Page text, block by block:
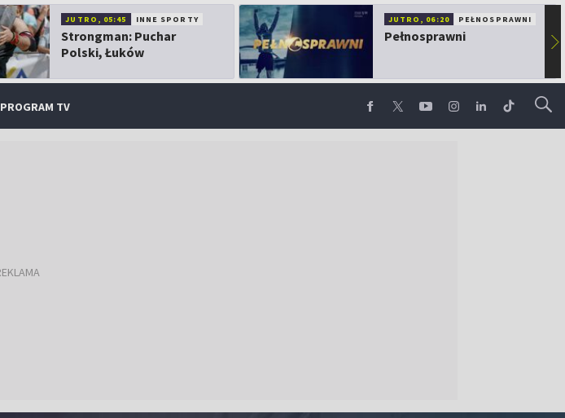
JUTRO, 05:45 INNE SPORTY
Strongman: Puchar
Polski, Łuków
JUTRO, 06:20 PEŁNOSPRAWNI
Pełnosprawni ▶
PROGRAM TV